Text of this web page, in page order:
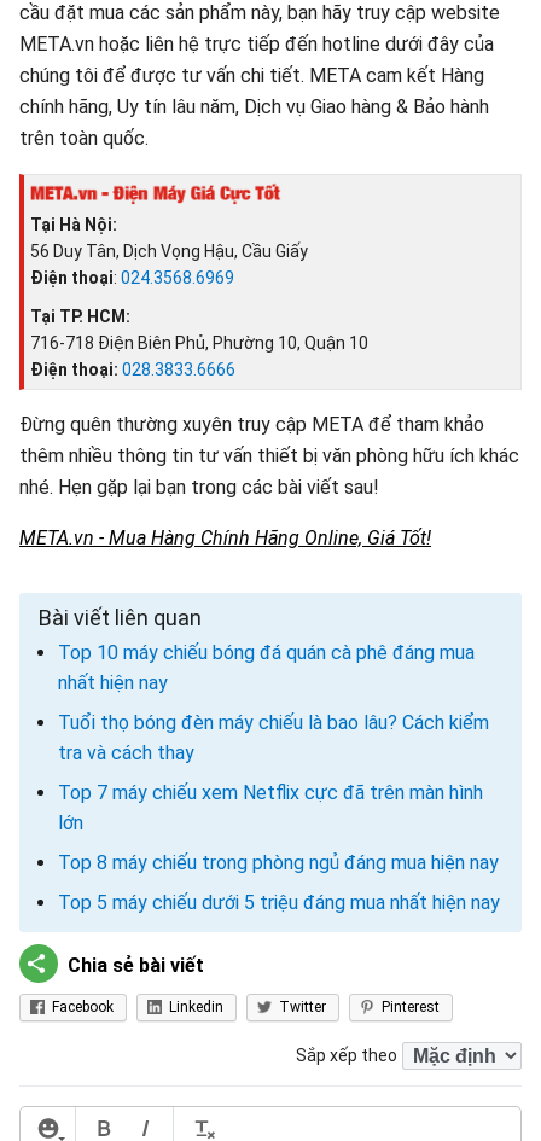
cầu đặt mua các sản phẩm này, bạn hãy truy cập website
META.vn hoặc liên hệ trực tiếp đến hotline dưới đây của
chúng tôi để được tư vấn chi tiết. META cam kết Hàng
chính hãng, Uy tín lâu năm, Dịch vụ Giao hàng & Bảo hành
trên toàn quốc.
Tại Hà Nội:
56 Duy Tân, Dịch Vọng Hậu, Cầu Giấy
Điện thoại: 024.3568.6969
Tại TP. HCM:
716-718 Điện Biên Phủ, Phường 10, Quận 10
Điện thoại: 028.3833.6666
Đừng quên thường xuyên truy cập META để tham khảo
thêm nhiều thông tin tư vấn thiết bị văn phòng hữu ích khác
nhé. Hẹn gặp lại bạn trong các bài viết sau!
META.vn - Mua Hàng Chính Hãng Online, Giá Tốt!
Bài viết liên quan
Top 10 máy chiếu bóng đá quán cà phê đáng mua
nhất hiện nay
Tuổi thọ bóng đèn máy chiếu là bao lâu? Cách kiểm
tra và cách thay
Top 7 máy chiếu xem Netflix cực đã trên màn hình
lớn
Top 8 máy chiếu trong phòng ngủ đáng mua hiện nay
Top 5 máy chiếu dưới 5 triệu đáng mua nhất hiện nay
Chia sẻ bài viết
Facebook Linkedin Twitter Pinterest
Sắp xếp theo